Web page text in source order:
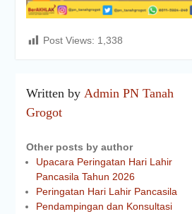
Post Views: 1,338
Written by Admin PN Tanah
Grogot
Other posts by author
Upacara Peringatan Hari Lahir
Pancasila Tahun 2026
Peringatan Hari Lahir Pancasila
Pendampingan dan Konsultasi